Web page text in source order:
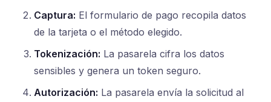
Captura: El formulario de pago recopila datos
de la tarjeta o el método elegido.
Tokenización: La pasarela cifra los datos
sensibles y genera un token seguro.
Autorización: La pasarela envía la solicitud al